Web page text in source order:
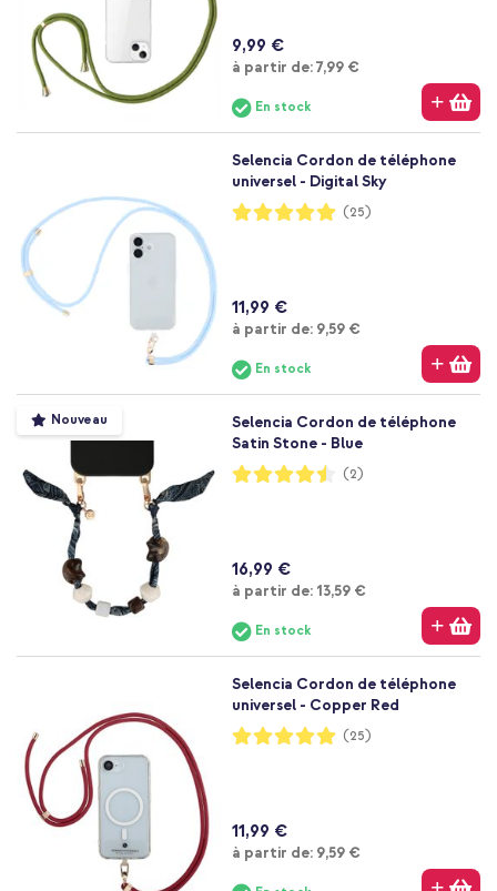
9,99 €
à partir de:À partir de
7,99 €
En stock
Selencia Cordon de téléphone
universel - Digital Sky
Notation:
99%
(25)
11,99 €
à partir de: À partir de
9,59 €
En stock
Nouveau
Selencia Cordon de téléphone
Satin Stone - Blue
Notation:
90%
(2)
16,99 €
à partir de: À partir de
13,59 €
En stock
Selencia Cordon de téléphone
universel - Copper Red
Notation:
99%
(25)
11,99 €
à partir de: À partir de
9,59 €